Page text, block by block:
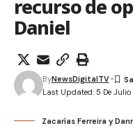
recurso de
Daniel
Last Updated: 5 De Julio
ByNewsDigitalTV
Zacarías Ferreira y